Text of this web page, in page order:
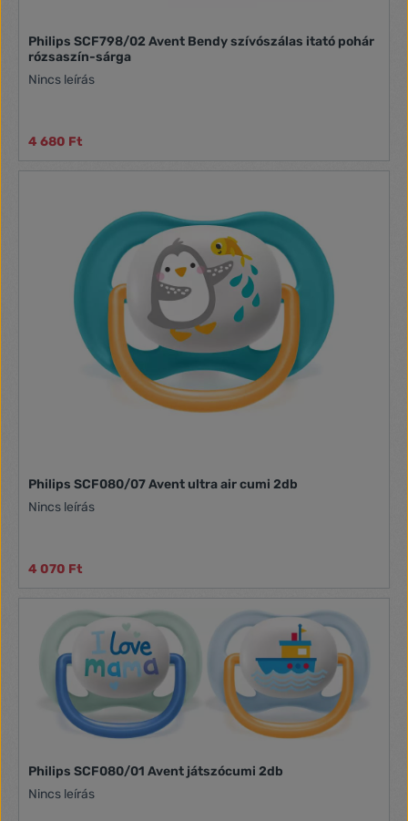
Philips SCF798/02 Avent Bendy szívószálas itató pohár
rózsaszín-sárga
Nincs leírás
4 680 Ft
Philips SCF080/07 Avent ultra air cumi 2db
Nincs leírás
4 070 Ft
Philips SCF080/01 Avent játszócumi 2db
Nincs leírás